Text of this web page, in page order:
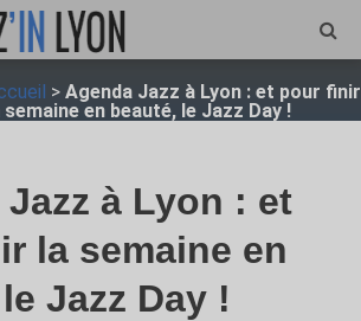
> Agenda Jazz à Lyon : et pour finir
semaine en beauté, le Jazz Day !
à Lyon : et
la semaine en
Jazz Day !